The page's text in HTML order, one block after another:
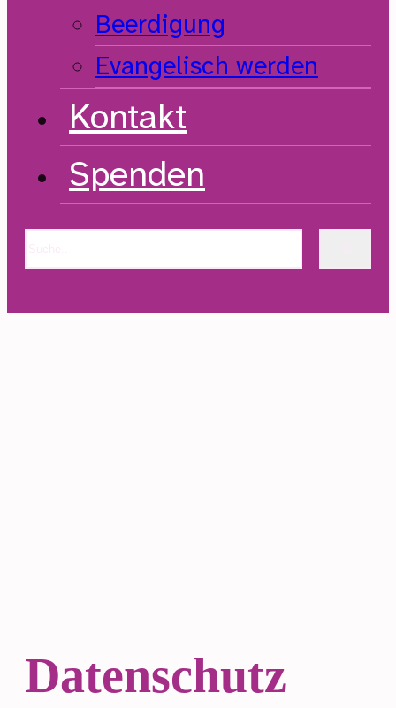
Beerdigung
Evangelisch werden
Kontakt
Spenden
Datenschutz